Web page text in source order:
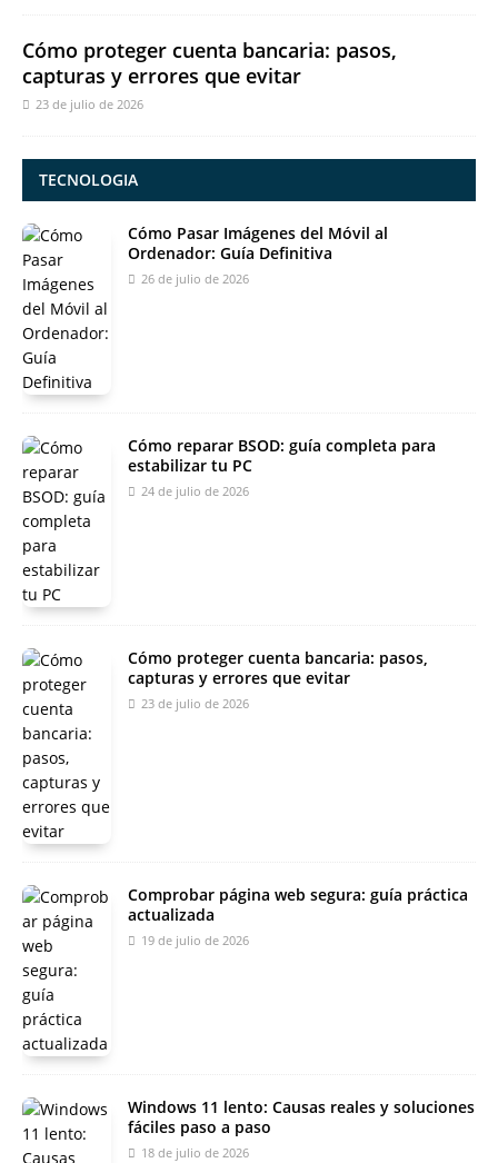
Cómo proteger cuenta bancaria: pasos,
capturas y errores que evitar
23 de julio de 2026
TECNOLOGIA
Cómo Pasar Imágenes del Móvil al
Ordenador: Guía Definitiva
26 de julio de 2026
Cómo reparar BSOD: guía completa para
estabilizar tu PC
24 de julio de 2026
Cómo proteger cuenta bancaria: pasos,
capturas y errores que evitar
23 de julio de 2026
Comprobar página web segura: guía práctica
actualizada
19 de julio de 2026
Windows 11 lento: Causas reales y soluciones
fáciles paso a paso
18 de julio de 2026